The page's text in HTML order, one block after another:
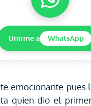
Unirme a WhatsApp
emocionante pues
quien dio el